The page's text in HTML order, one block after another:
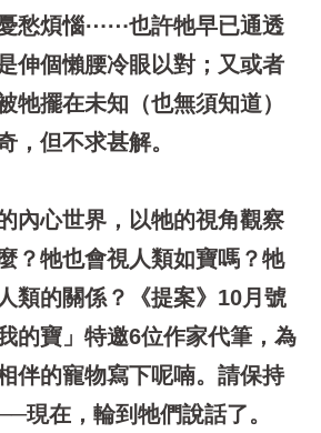
愁煩惱⋯⋯也許牠早已通透
伸個懶腰冷眼以對；又或者
牠擺在未知（也無須知道）
，但不求甚解。
內心世界，以牠的視角觀察
？牠也會視人類如寶嗎？牠
類的關係？《提案》10月號
的寶」特邀6位作家代筆，為
伴的寵物寫下呢喃。請保持
現在，輪到牠們說話了。